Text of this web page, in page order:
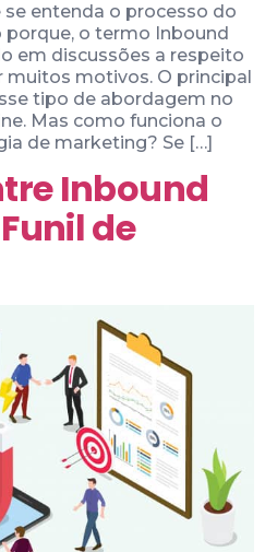
entenda o processo do
porque, o termo Inbound
em discussões a respeito
motivos. O principal
tipo de abordagem no
Mas como funciona o
de marketing? Se […]
Inbound
de